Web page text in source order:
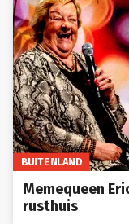
BUITENLAND
Memequeen
rusthuis